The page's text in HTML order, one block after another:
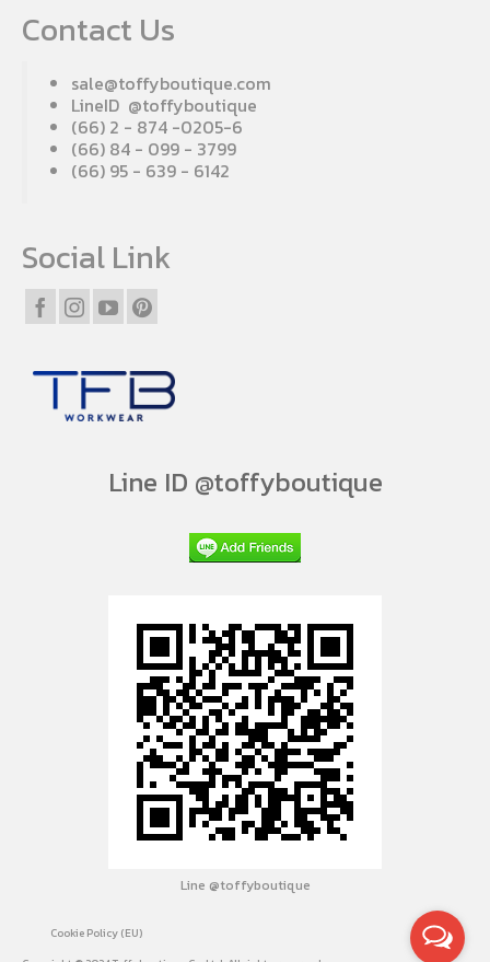
Contact Us
sale@toffyboutique.com
LineID @toffyboutique
(66) 2 - 874 -0205-6
(66) 84 - 099 - 3799
(66) 95 - 639 - 6142
Social Link
Line ID @toffyboutique
Line @toffyboutique
Cookie Policy (EU)